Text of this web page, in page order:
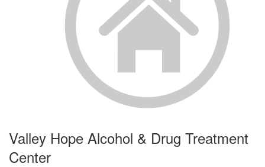
Valley Hope Alcohol & Drug Treatment
Center